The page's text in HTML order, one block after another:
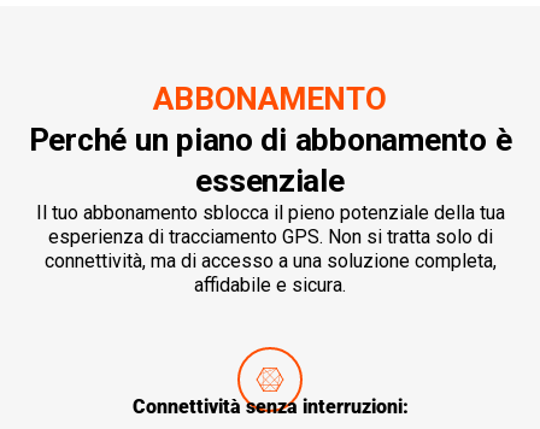
ABBONAMENTO
Perché un piano di abbonamento è
essenziale
Il tuo abbonamento sblocca il pieno potenziale della tua
esperienza di tracciamento GPS. Non si tratta solo di
connettività, ma di accesso a una soluzione completa,
affidabile e sicura.
Connettività senza interruzioni: